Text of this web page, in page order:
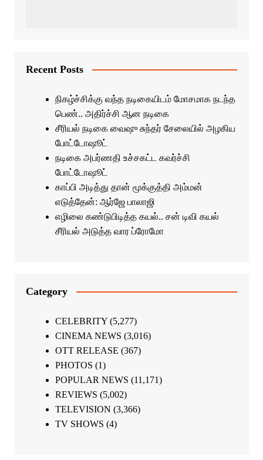
Recent Posts
நிகழ்ச்சிக்கு வந்த நடிகையிடம் மோசமாக நடந்த
பெண்.. அதிர்ச்சி ஆன நடிகை
சீரியல் நடிகை வைஷு சுந்தர் சேலையில் அழகிய
போட்டோஷூட்
நடிகை அபர்ணதி உச்சகட்ட கவர்ச்சி
போட்டோஷூட்
காப்பி அடித்து தான் மூக்குத்தி அம்மன்
எடுத்தேன்: ஆர்ஜே பாலாஜி
எழிலை கண்டுபிடித்த கயல்.. சன் டிவி கயல்
சீரியல் அடுத்த வார ப்ரோமோ
Category
CELEBRITY(5,277)
CINEMA NEWS (3,016)
OTT RELEASE (367)
PHOTOS (1)
POPULAR NEWS (11,171)
REVIEWS (5,002)
TELEVISION (3,366)
TV SHOWS (4)